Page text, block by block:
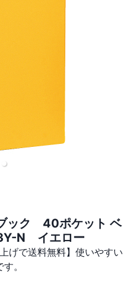
ック 40ポケット ベ
N イエロー
げで送料無料】使いやすい
。